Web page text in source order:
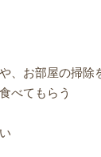
、お部屋の掃除
べてもらう